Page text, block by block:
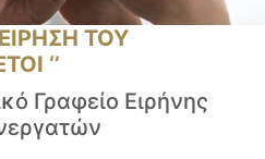
ΤΟΥ
‘’
Γραφείο Ειρήνης